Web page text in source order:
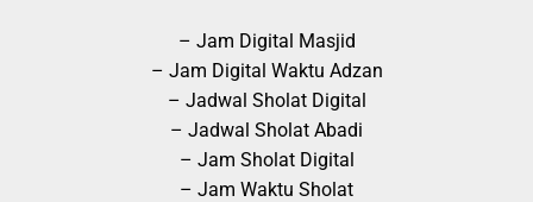
– Jam Digital Masjid
– Jam Digital Waktu Adzan
– Jadwal Sholat Digital
– Jadwal Sholat Abadi
– Jam Sholat Digital
– Jam Waktu Sholat